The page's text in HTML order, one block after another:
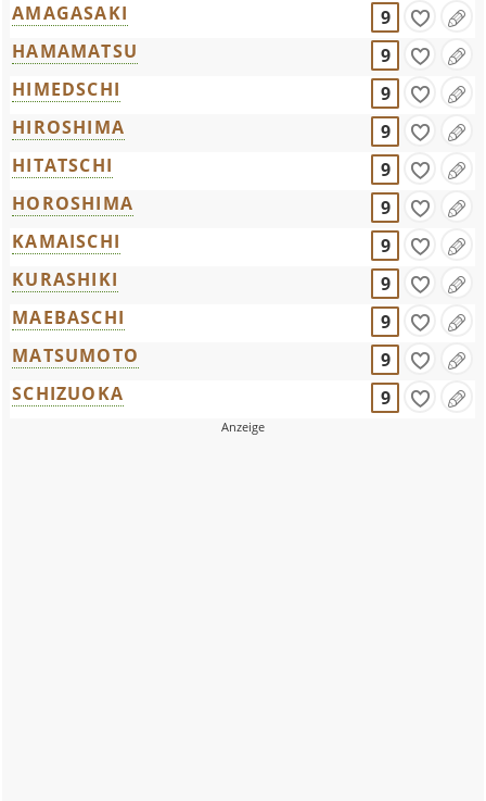
AMAGASAKI
9
HAMAMATSU
9
HIMEDSCHI
9
HIROSHIMA
9
HITATSCHI
9
HOROSHIMA
9
KAMAISCHI
9
KURASHIKI
9
MAEBASCHI
9
MATSUMOTO
9
SCHIZUOKA
9